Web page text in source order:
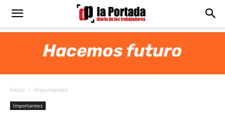
Diario
Portada
Inicio Importantes
Importantes